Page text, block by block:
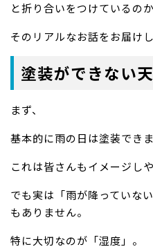
と折り合いをつけているのか
そのリアルなお話をお届け
塗装ができない
まず、
基本的に雨の日は塗装できま
これは皆さんもイメージし
でも実は「雨が降っていな
もありません。
特に大切なのが「湿度」。